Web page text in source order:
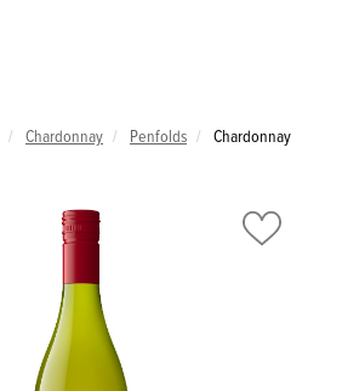
Chardonnay Penfolds Chardonnay